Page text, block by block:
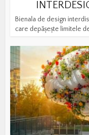
Bienala de design
care depășește limitele